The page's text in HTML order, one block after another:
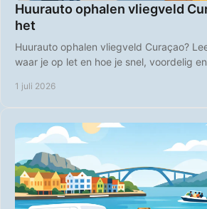
Huurauto ophalen vliegveld
het
Huurauto ophalen vliegveld Curaçao?
waar je op let en hoe je snel, voordelig
1 juli 2026